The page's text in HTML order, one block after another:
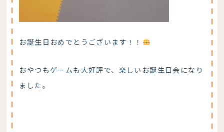
お誕生日おめでとうございます！！
おやつもゲームも大好評で、楽しいお誕生日会になり
ました。